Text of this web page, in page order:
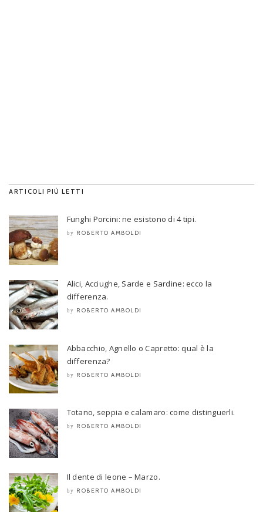
ARTICOLI PIÙ LETTI
Funghi Porcini: ne esistono di 4 tipi.
by ROBERTO AMBOLDI
Alici, Acciughe, Sarde e Sardine: ecco la
differenza.
by ROBERTO AMBOLDI
Abbacchio, Agnello o Capretto: qual è la
differenza?
by ROBERTO AMBOLDI
Totano, seppia e calamaro: come distinguerli.
by ROBERTO AMBOLDI
Il dente di leone – Marzo.
by ROBERTO AMBOLDI